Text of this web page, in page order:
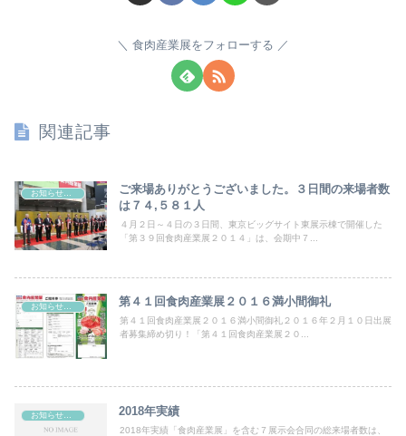
食肉産業展をフォローする
関連記事
ご来場ありがとうございました。３日間の来場者数
は７４,５８１人
４月２日～４日の３日間、東京ビッグサイト東展示棟で開催した
「第３９回食肉産業展２０１４」は、会期中７...
第４１回食肉産業展２０１６満小間御礼
第４１回食肉産業展２０１６満小間御礼２０１６年２月１０日出展
者募集締め切り！「第４１回食肉産業展２０...
2018年実績
2018年実績「食肉産業展」を含む７展示会合同の総来場者数は、